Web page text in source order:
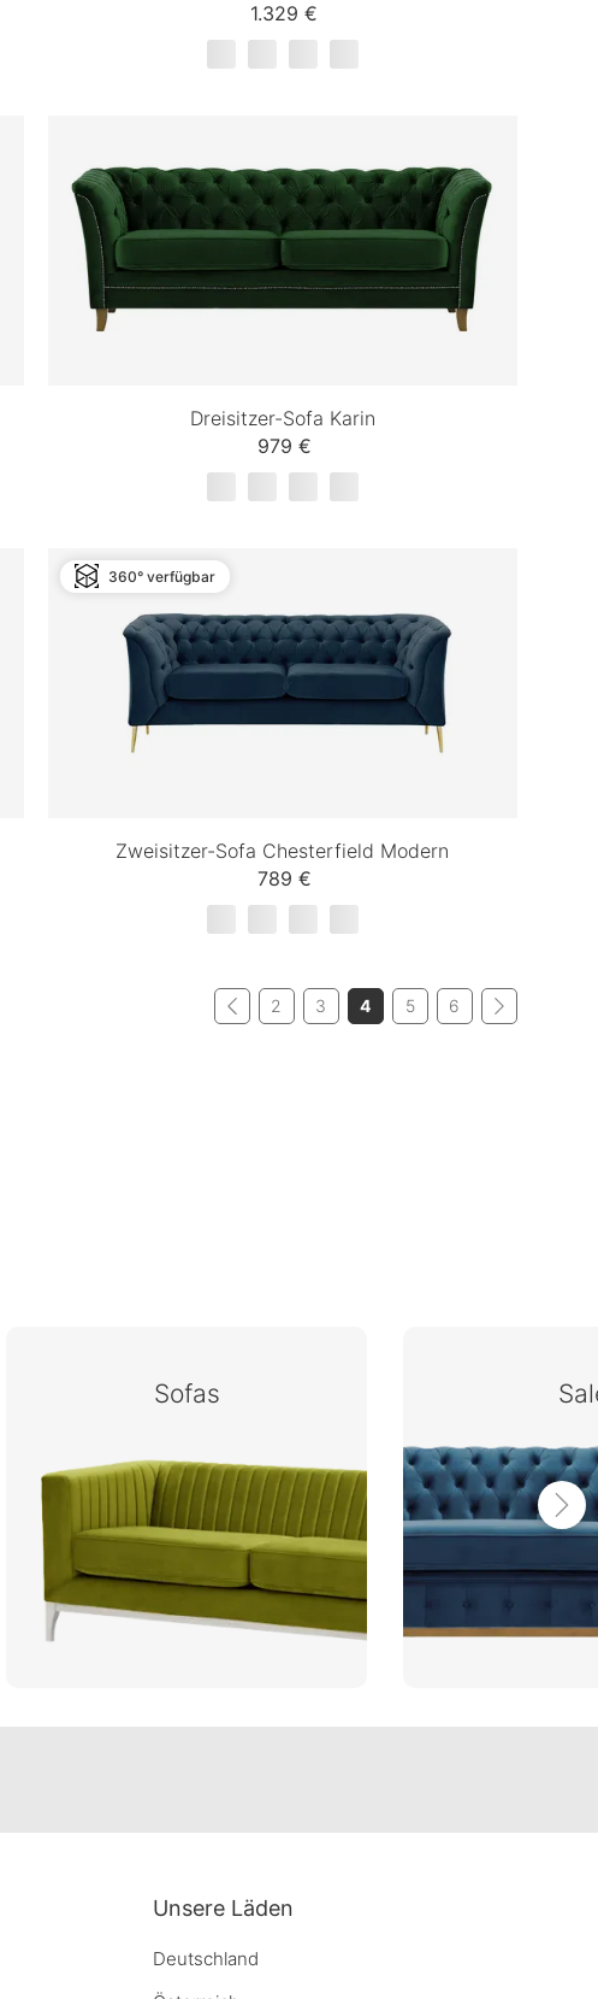
1.329 €
Dreisitzer-Sofa Karin
979 €
360° verfügbar
Zweisitzer-Sofa Chesterfield Modern
789 €
2 3 4 5 6
Sofas
Unsere Läden
Deutschland